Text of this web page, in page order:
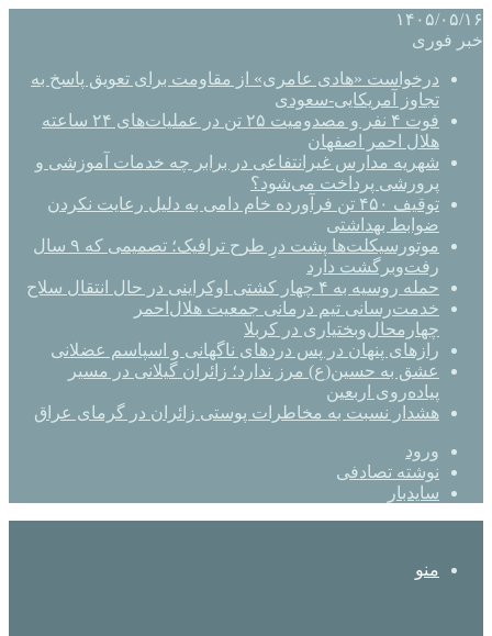
۱۴۰۵/۰۵/۱۶
خبر فوری
درخواست «هادی عامری» از مقاومت برای تعویق پاسخ به
تجاوز آمریکایی-سعودی
فوت ۴ نفر و مصدومیت ۲۵ تن در عملیات‌های ۲۴ ساعته
هلال احمر اصفهان
شهریه مدارس غیرانتفاعی در برابر چه خدمات آموزشی و
پرورشی پرداخت می‌شود؟
توقیف ۴۵۰ تن فرآورده خام دامی به دلیل رعایت نکردن
ضوابط بهداشتی
موتورسیکلت‌ها پشت درِ طرح ترافیک؛ تصمیمی که ۹ سال
رفت‌وبرگشت دارد
حمله روسیه به ۴ چهار کشتی اوکراینی در حال انتقال سلاح
خدمت‌رسانی تیم درمانی جمعیت هلال‌احمر
چهارمحال‌وبختیاری در کربلا
رازهای پنهان در پس دردهای ناگهانی و اسپاسم عضلانی
عشق به حسین(ع) مرز ندارد؛ زائران گیلانی در مسیر
پیاده‌روی اربعین
هشدار نسبت به مخاطرات پوستی زائران در گرمای عراق
ورود
نوشته تصادفی
سایدبار
منو